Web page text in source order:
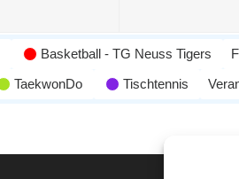
Basketball - TG Neuss Tigers
TaekwonDo Tischtennis